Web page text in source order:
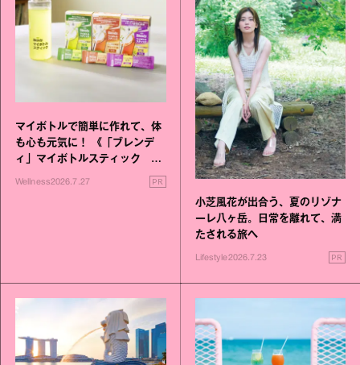
マイボトルで簡単に作れて、体
も心も元気に！ 《「ブレンデ
ィ」マイボトルスティック い
いこと毎日》シリーズが誕生
Wellness2026.7.27 PR
小芝風花が出合う、夏のリゾナ
ーレ八ヶ岳。日常を離れて、満
たされる旅へ
Lifestyle2026.7.23 PR